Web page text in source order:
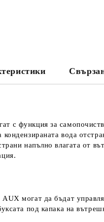
с функция за
вода
напълно влагата от
могат да бъдат
под капака на